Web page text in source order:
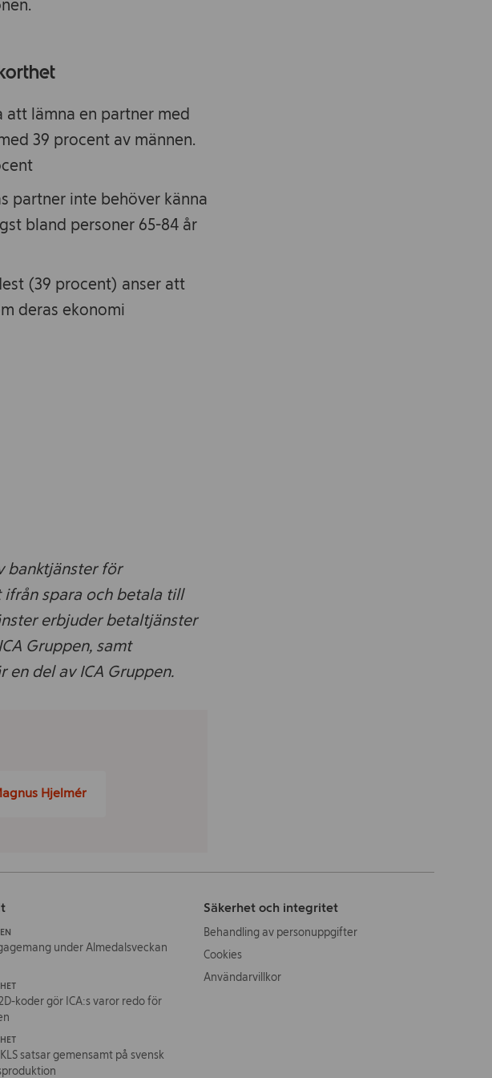
att lämna en partner med
39 procent av männen.
partner inte behöver känna
bland personer 65-84 år
(39 procent) anser att
deras ekonomi
banktjänster för
spara och betala till
erbjuder betaltjänster
Gruppen, samt
en del av ICA Gruppen.
Hjelmér
under Almedalsveckan
koder gör ICA:s varor redo för
KLS satsar gemensamt på svensk
Säkerhet och integritet
Behandling av personuppgifter
Cookies
Användarvillkor